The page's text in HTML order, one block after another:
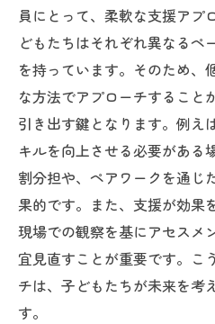
員にとって、柔軟な支援アプ
どもたちはそれぞれ異なるペ
を持っています。そのため、
な方法でアプローチすること
引き出す鍵となります。例え
キルを向上させる必要がある
割分担や、ペアワークを通じ
果的です。また、支援が効果
現場での観察を基にアセスメ
宜見直すことが重要です。こ
チは、子どもたちが未来を考
す。